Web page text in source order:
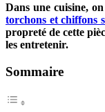
Dans une cuisine,
torchons et chiffons
propreté de cette
les entretenir.
Sommaire